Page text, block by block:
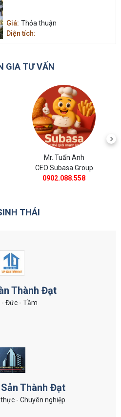
Giá: Thỏa thuận
Diện tích:
GIA TƯ VẤN
Mr. Tuấn Anh
CEO BĐS Thành Đạt
0988.11.8385
THÁI
Thành Đạt
- Đức - Tầm
Thành Đạt
- Chuyên nghiệp